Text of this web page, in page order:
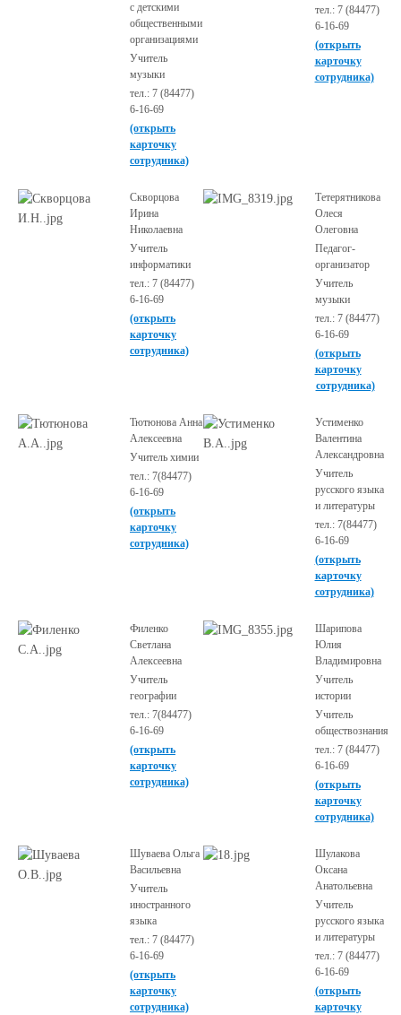
с детскими
общественными
организациями
Учитель
музыки
тел.: 7 (84477)
6-16-69
(открыть
карточку
сотрудника)
тел.: 7 (84477)
6-16-69
(открыть
карточку
сотрудника)
Скворцова
Ирина
Николаевна
Учитель
информатики
тел.: 7 (84477)
6-16-69
(открыть
карточку
сотрудника)
Тетерятникова
Олеся
Олеговна
Педагог-
организатор
Учитель
музыки
тел.: 7 (84477)
6-16-69
(открыть
карточку
сотрудника)
Тютюнова Анна
Алексеевна
Учитель химии
тел.: 7(84477)
6-16-69
(открыть
карточку
сотрудника)
Устименко
Валентина
Александровна
Учитель
русского языка
и литературы
тел.: 7(84477)
6-16-69
(открыть
карточку
сотрудника)
Филенко
Светлана
Алексеевна
Учитель
географии
тел.: 7(84477)
6-16-69
(открыть
карточку
сотрудника)
Шарипова
Юлия
Владимировна
Учитель
истории
Учитель
обществознания
тел.: 7 (84477)
6-16-69
(открыть
карточку
сотрудника)
Шуваева Ольга
Васильевна
Учитель
иностранного
языка
тел.: 7 (84477)
6-16-69
(открыть
карточку
сотрудника)
Шулакова
Оксана
Анатольевна
Учитель
русского языка
и литературы
тел.: 7 (84477)
6-16-69
(открыть
карточку